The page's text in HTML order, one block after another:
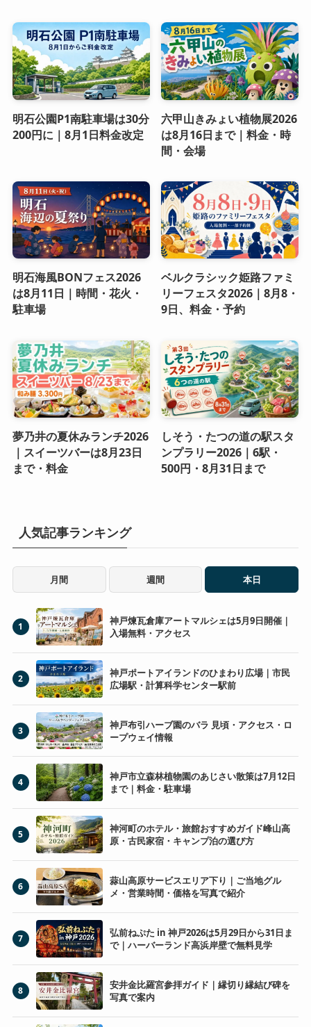
明石公園P1南駐車場は30分
200円に｜8月1日料金改定
六甲山きみょい植物展2026
は8月16日まで｜料金・時
間・会場
明石海風BONフェス2026
は8月11日｜時間・花火・
駐車場
ベルクラシック姫路ファミ
リーフェスタ2026｜8月8・
9日、料金・予約
夢乃井の夏休みランチ2026
｜スイーツバーは8月23日
まで・料金
しそう・たつの道の駅スタ
ンプラリー2026｜6駅・
500円・8月31日まで
人気記事ランキング
月間 週間 本日
1
神戸煉瓦倉庫アートマルシェは5月9日開催｜
入場無料・アクセス
2
神戸ポートアイランドのひまわり広場｜市民
広場駅・計算科学センター駅前
3
神戸布引ハーブ園のバラ 見頃・アクセス・ロ
ープウェイ情報
4
神戸市立森林植物園のあじさい散策は7月12日
まで｜料金・駐車場
5
神河町のホテル・旅館おすすめガイド峰山高
原・古民家宿・キャンプ泊の選び方
6
蒜山高原サービスエリア下り｜ご当地グル
メ・営業時間・価格を写真で紹介
7
弘前ねぷた in 神戸2026は5月29日から31日ま
で｜ハーバーランド高浜岸壁で無料見学
8
安井金比羅宮参拝ガイド｜縁切り縁結び碑を
写真で案内